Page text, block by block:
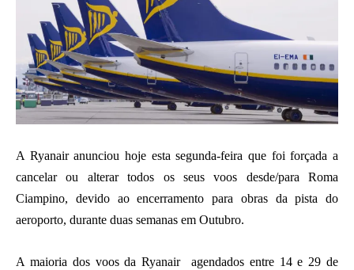
A Ryanair anunciou hoje esta segunda-feira que foi forçada a
cancelar ou alterar todos os seus voos desde/para Roma
Ciampino, devido ao encerramento para obras da pista do
aeroporto, durante duas semanas em Outubro.
A maioria dos voos da Ryanair agendados entre 14 e 29 de